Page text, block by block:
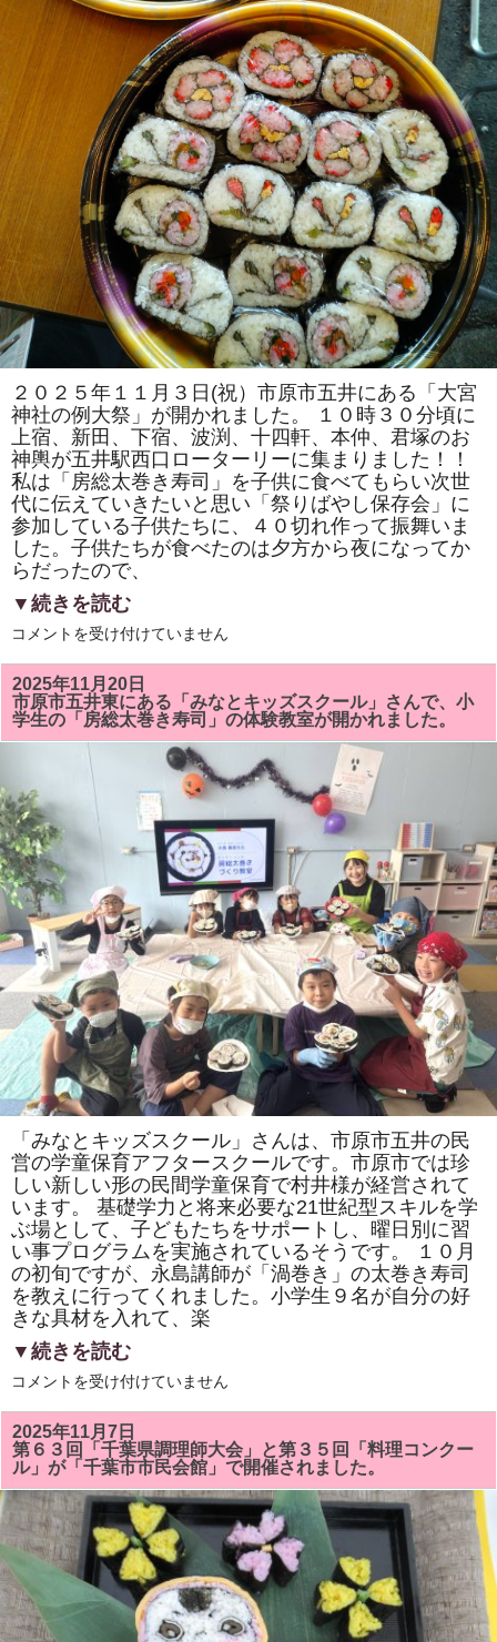
市、
市
原
よ
り
参
加
り
が
と
う
ご
ざ
い
ま
し
た!!
は
２０２５年１１月３日(祝）市原市五井にある「大宮
神社の例大祭」が開かれました。 １０時３０分頃に
上宿、新田、下宿、波渕、十四軒、本仲、君塚のお
神輿が五井駅西口ローターリーに集まりました！！
私は「房総太巻き寿司」を子供に食べてもらい次世
代に伝えていきたいと思い「祭りばやし保存会」に
参加している子供たちに、４０切れ作って振舞いま
した。子供たちが食べたのは夕方から夜になってか
らだったので、
▼続きを読む
市
市
五
井
の
「大
宮
例
大
祭」
で
五
井
駅
西
口
に
お
神
輿
が
ま
り
ま
し
た！
『祭
り
ば
や
し
保
存
会』
の
子
供
た
ち
に
房
総
太
巻
き
寿
司
を
振
舞
い
ま
し
た！！
は
コメントを受け付けていません
2025年11月20日
市原市五井東にある「みなとキッズスクール」さんで、小
学生の「房総太巻き寿司」の体験教室が開かれました。
「みなとキッズスクール」さんは、市原市五井の民
営の学童保育アフタースクールです。市原市では珍
しい新しい形の民間学童保育で村井様が経営されて
います。 基礎学力と将来必要な21世紀型スキルを学
ぶ場として、子どもたちをサポートし、曜日別に習
い事プログラムを実施されているそうです。 １０月
の初旬ですが、永島講師が「渦巻き」の太巻き寿司
を教えに行ってくれました。小学生９名が自分の好
きな具材を入れて、楽
▼続きを読む
市
市
五
井
東
に
あ
る
「み
な
と
ッ
ズ
ス
ク
コメントを受け付けていません
2025年11月7日
第６３回「千葉県調理師大会」と第３５回「料理コンクー
ル」が「千葉市市民会館」で開催されました。